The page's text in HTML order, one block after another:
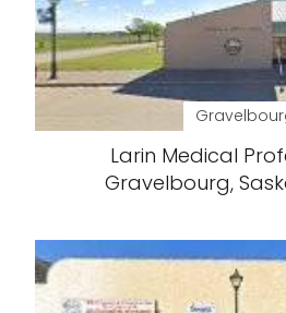
Larin Medical
Gravelbourg,